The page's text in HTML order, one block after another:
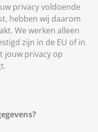
privacy voldoende
hebben wij daarom
We werken alleen
zijn in de EU of in
jouw privacy op